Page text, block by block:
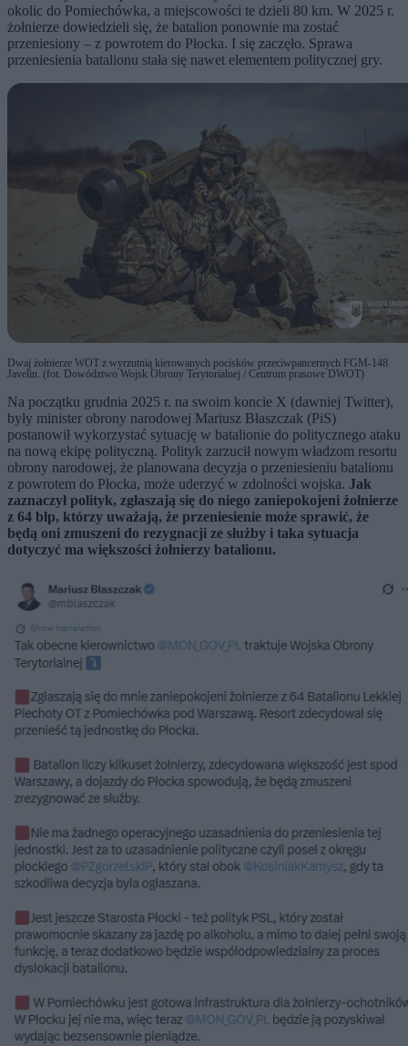
okolic do Pomiechówka, a miejscowości te dzieli 80 km. W 2025 r.
żołnierze dowiedzieli się, że batalion ponownie ma zostać
przeniesiony – z powrotem do Płocka. I się zaczęło. Sprawa
przeniesienia batalionu stała się nawet elementem politycznej gry.
Dwaj żołnierze WOT z wyrzutnią kierowanych pocisków przeciwpancernych FGM-148
Javelin. (fot. Dowództwo Wojsk Obrony Terytorialnej / Centrum prasowe DWOT)
Na początku grudnia 2025 r. na swoim koncie X (dawniej Twitter),
były minister obrony narodowej Mariusz Błaszczak (PiS)
postanowił wykorzystać sytuację w batalionie do politycznego ataku
na nową ekipę polityczną. Polityk zarzucił nowym władzom resortu
obrony narodowej, że planowana decyzja o przeniesieniu batalionu
z powrotem do Płocka, może uderzyć w zdolności wojska. Jak
zaznaczył polityk, zgłaszają się do niego zaniepokojeni żołnierze
z 64 blp, którzy uważają, że przeniesienie może sprawić, że
będą oni zmuszeni do rezygnacji ze służby i taka sytuacja
dotyczyć ma większości żołnierzy batalionu.